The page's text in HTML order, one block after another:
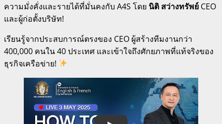
ความมั่งคั่งและรายได้ที่มั่นคงกับ A4S โดย นิติ สว่างทรัพย์ CEO
และผู้ก่อตั้งบริษัท!
เรียนรู้จากประสบการณ์ตรงของ CEO ผู้สร้างทีมงานกว่า
400,000 คนใน 40 ประเทศ และเข้าใจถึงศักยภาพที่แท้จริงของ
ธุรกิจเครือข่าย!